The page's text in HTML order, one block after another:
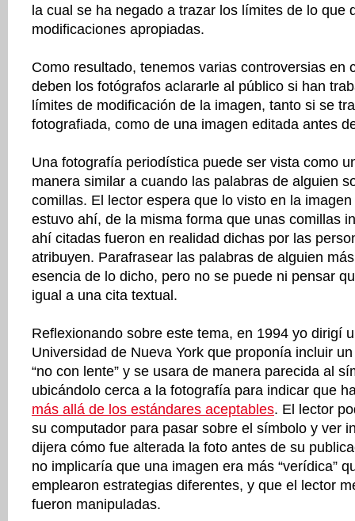
la cual se ha negado a trazar los límites de lo que
modificaciones apropiadas.
Como resultado, tenemos varias controversias en
deben los fotógrafos aclararle al público si han
límites de modificación de la imagen, tanto si se
fotografiada, como de una imagen editada antes
Una fotografía periodística puede ser vista como
manera similar a cuando las palabras de alguien
comillas. El lector espera que lo visto en la
estuvo ahí, de la misma forma que unas comillas
ahí citadas fueron en realidad dichas por las
atribuyen. Parafrasear las palabras de alguien
esencia de lo dicho, pero no se puede ni pensar
igual a una cita textual.
Reflexionando sobre este tema, en 1994 yo dirigí
Universidad de Nueva York que proponía incluir
“no con lente” y se usara de manera parecida al
ubicándolo cerca a la fotografía para indicar que
más allá de los estándares aceptables. El lector
su computador para pasar sobre el símbolo y ver
dijera cómo fue alterada la foto antes de su
no implicaría que una imagen era más “verídica”
emplearon estrategias diferentes, y que el lector
fueron manipuladas.